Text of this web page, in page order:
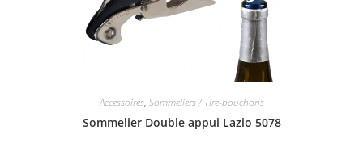
Accessoires, Sommeliers / Tire-bouchons
Sommelier Double appui Lazio 5078